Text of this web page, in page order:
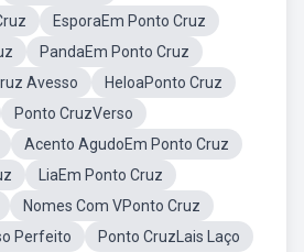
EsporaEm Ponto Cruz
PandaEm Ponto Cruz
Avesso
HeloaPonto Cruz
Ponto CruzVerso
Acento AgudoEm Ponto Cruz
LiaEm Ponto Cruz
Nomes Com VPonto Cruz
Perfeito
Ponto CruzLais Laço